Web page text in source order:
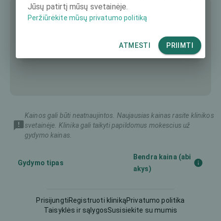
Kainos gali būti neatnaujintos. Naujausias kainas rasite klinikos
svetainėje. Klinika gali taikyti papildomus mokescius už
gydymo kainas.
Gydymo tipas
Bendra kaina (abi
akys)
Diagnostika 175 €
PrisijungtiRegistruoti klinikąPrivatumo politika
Taisyklės ir sąlygosSusisiekite su mumis
Jūsų patirtį mūsų svetainėje.
Peržiūrėkite mūsų privatumo politiką
ATMESTI PRIIMTI